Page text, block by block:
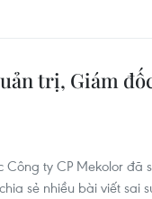
trị, Giám
ty CP Mekolor đã
sẻ nhiều bài viết sai